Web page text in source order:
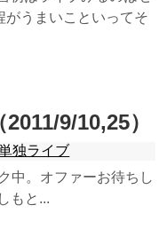
がうまいこといってそ
9/10,25）
独ライブ
中。オファーお待ちし
もと...